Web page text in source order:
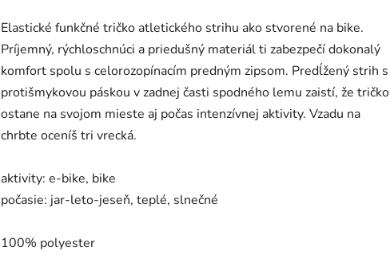
Elastické funkčné tričko atletického strihu ako stvorené na bike.
Príjemný, rýchloschnúci a priedušný materiál ti zabezpečí dokonalý
komfort spolu s celorozopínacím predným zipsom. Predĺžený strih s
protišmykovou páskou v zadnej časti spodného lemu zaistí, že tričko
ostane na svojom mieste aj počas intenzívnej aktivity. Vzadu na
chrbte oceníš tri vrecká.
aktivity: e-bike, bike
počasie: jar-leto-jeseň, teplé, slnečné
100% polyester